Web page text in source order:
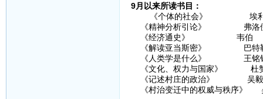
9月以来所读书目：
《个体的社会》 埃利
《精神分析引论》 弗洛
《经济通史》 韦伯
《解读亚当斯密》 巴特
《人类学是什么》 王铭
《文化、权力与国家》 杜
《记述村庄的政治》 吴毅
《村治变迁中的权威与秩序》